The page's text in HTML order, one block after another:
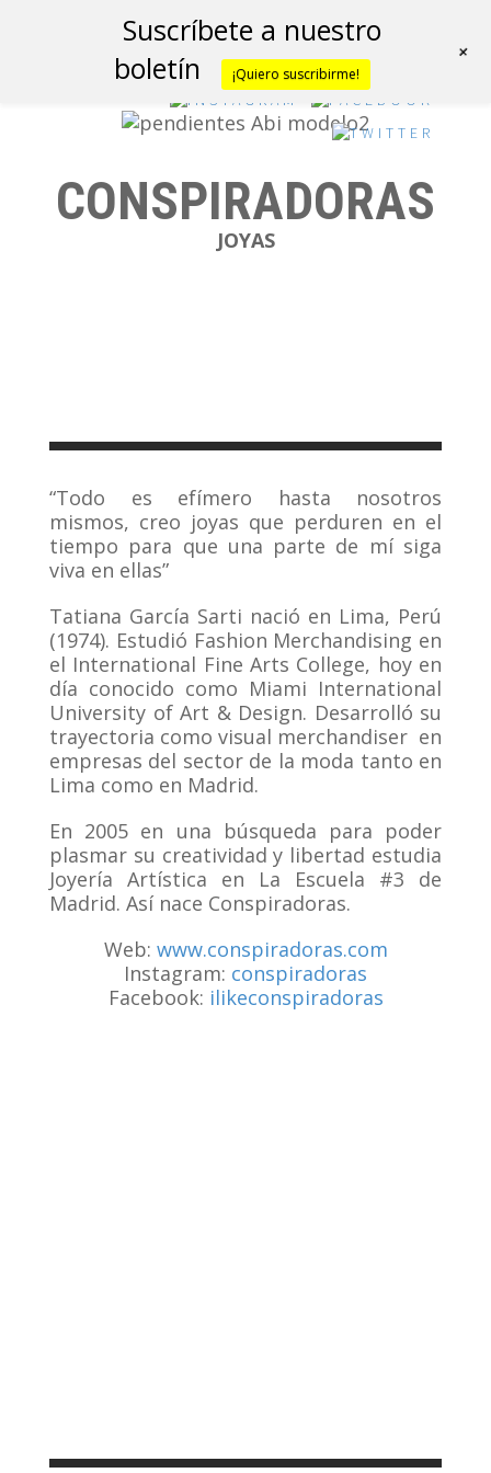
CONSPIRADORAS
JOYAS
“Todo es efímero hasta nosotros
mismos, creo joyas que perduren en el
tiempo para que una parte de mí siga
viva en ellas”
Tatiana García Sarti nació en Lima, Perú
(1974). Estudió Fashion Merchandising en
el International Fine Arts College, hoy en
día conocido como Miami International
University of Art & Design. Desarrolló su
trayectoria como visual merchandiser en
empresas del sector de la moda tanto en
Lima como en Madrid.
En 2005 en una búsqueda para poder
plasmar su creatividad y libertad estudia
Joyería Artística en La Escuela #3 de
Madrid. Así nace Conspiradoras.
Web: www.conspiradoras.com
Instagram: conspiradoras
Facebook: ilikeconspiradoras
Suscríbete a nuestro
boletín
¡Quiero suscribirme!
+